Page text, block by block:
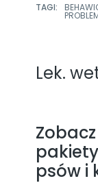
TAGI:
Lek.
psów i